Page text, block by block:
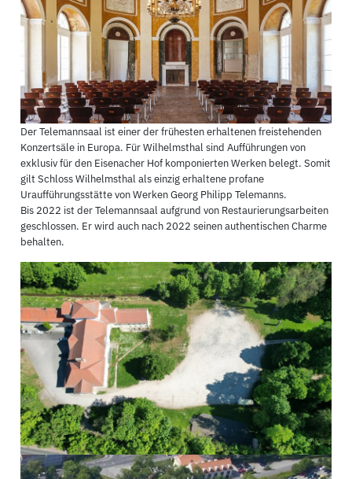
Der Telemannsaal ist einer der frühesten erhaltenen freistehenden
Konzertsäle in Europa. Für Wilhelmsthal sind Aufführungen von
exklusiv für den Eisenacher Hof komponierten Werken belegt. Somit
gilt Schloss Wilhelmsthal als einzig erhaltene profane
Uraufführungsstätte von Werken Georg Philipp Telemanns.
Bis 2022 ist der Telemannsaal aufgrund von Restaurierungsarbeiten
geschlossen. Er wird auch nach 2022 seinen authentischen Charme
behalten.